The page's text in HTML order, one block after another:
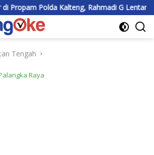
Kalteng, Rahmadi G Lentam Jalani Klarifikasi
Tengah
Raya